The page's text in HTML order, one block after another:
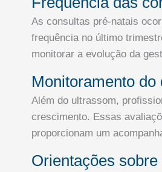
As consultas pré-natais
frequência no último
monitorar a evolução da
Monitoramento do
Além do ultrassom,
crescimento. Essas
proporcionam um
Orientações